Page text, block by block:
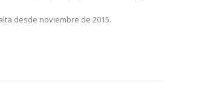
desde noviembre de 2015.